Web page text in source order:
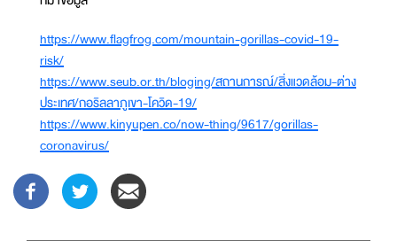
https://www.flagfrog.com/mountain-gorillas-covid-19-
risk/
https://www.seub.or.th/bloging/สถานการณ์/สิ่งแวดล้อม-ต่าง
ประเทศ/กอริลลาภูเขา-โควิด-19/
https://www.kinyupen.co/now-thing/9617/gorillas-
coronavirus/